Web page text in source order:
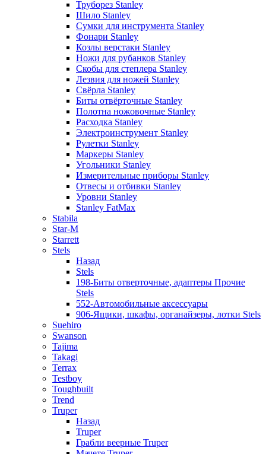
Труборез Stanley
Шило Stanley
Сумки для инструмента Stanley
Фонари Stanley
Козлы верстаки Stanley
Ножи для рубанков Stanley
Скобы для степлера Stanley
Лезвия для ножей Stanley
Свёрла Stanley
Биты отвёрточные Stanley
Полотна ножовочные Stanley
Расходка Stanley
Электроинструмент Stanley
Рулетки Stanley
Маркеры Stanley
Угольники Stanley
Измерительные приборы Stanley
Отвесы и отбивки Stanley
Уровни Stanley
Stanley FatMax
Stabila
Star-M
Starrett
Stels
Назад
Stels
198-Биты отверточные, адаптеры Прочие
Stels
552-Автомобильные аксессуары
906-Ящики, шкафы, органайзеры, лотки Stels
Suehiro
Swanson
Tajima
Takagi
Terrax
Testboy
Toughbuilt
Trend
Truper
Назад
Truper
Грабли веерные Truper